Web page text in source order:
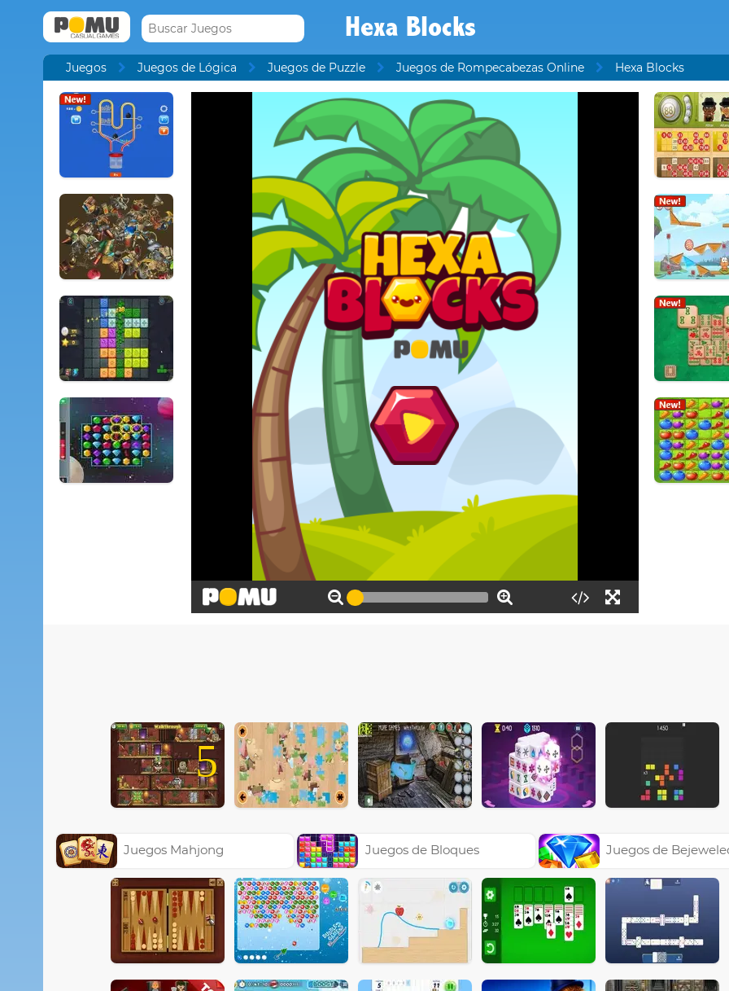
Hexa Blocks
Juegos Juegos de Lógica Juegos de Puzzle Juegos de Rompecabezas Online Hexa Blocks
5
Juegos Mahjong Juegos de Bloques Juegos de